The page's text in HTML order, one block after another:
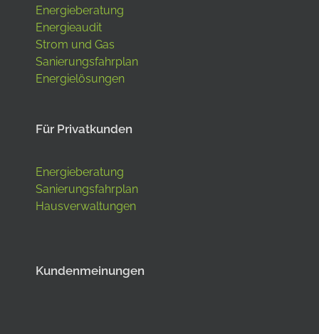
Energieberatung
Energieaudit
Strom und Gas
Sanierungsfahrplan
Energielösungen
Für Privatkunden
Energieberatung
Sanierungsfahrplan
Hausverwaltungen
Kundenmeinungen